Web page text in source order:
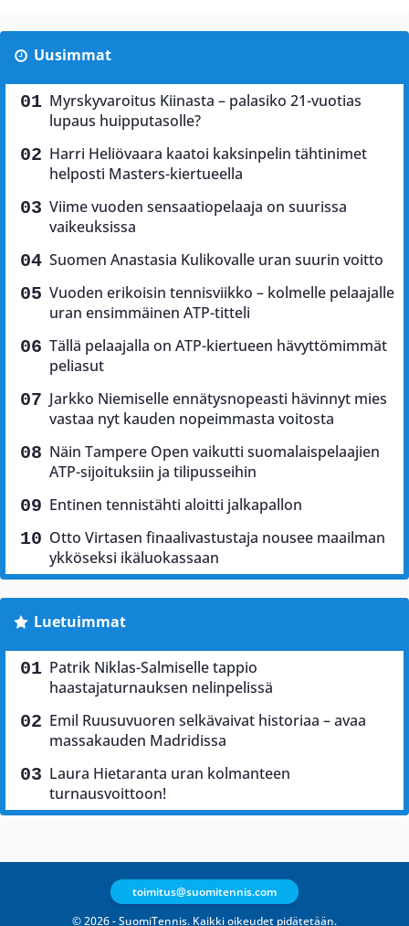
Uusimmat
Myrskyvaroitus Kiinasta – palasiko 21-vuotias
lupaus huipputasolle?
Harri Heliövaara kaatoi kaksinpelin tähtinimet
helposti Masters-kiertueella
Viime vuoden sensaatiopelaaja on suurissa
vaikeuksissa
Suomen Anastasia Kulikovalle uran suurin voitto
Vuoden erikoisin tennisviikko – kolmelle pelaajalle
uran ensimmäinen ATP-titteli
Tällä pelaajalla on ATP-kiertueen hävyttömimmät
peliasut
Jarkko Niemiselle ennätysnopeasti hävinnyt mies
vastaa nyt kauden nopeimmasta voitosta
Näin Tampere Open vaikutti suomalaispelaajien
ATP-sijoituksiin ja tilipusseihin
Entinen tennistähti aloitti jalkapallon
Otto Virtasen finaalivastustaja nousee maailman
ykköseksi ikäluokassaan
Luetuimmat
Patrik Niklas-Salmiselle tappio
haastajaturnauksen nelinpelissä
Emil Ruusuvuoren selkävaivat historiaa – avaa
massakauden Madridissa
Laura Hietaranta uran kolmanteen
turnausvoittoon!
© 2026 - SuomiTennis. Kaikki oikeudet pidätetään.
toimitus@suomitennis.com